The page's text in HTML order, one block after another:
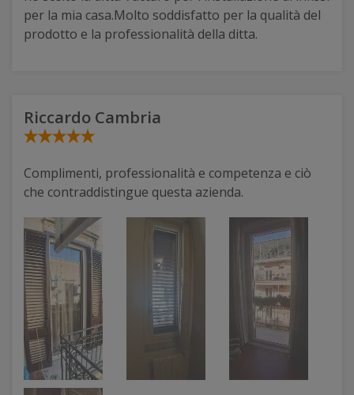
per la mia casa.Molto soddisfatto per la qualità del
prodotto e la professionalità della ditta.
Riccardo Cambria
Complimenti, professionalità e competenza e ciò
che contraddistingue questa azienda.